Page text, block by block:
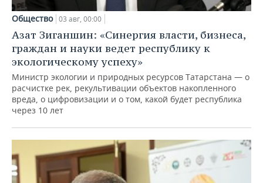
Общество 03 авг, 00:00
Азат Зиганшин: «Синергия власти, бизнеса,
граждан и науки ведет республику к
экологическому успеху»
Министр экологии и природных ресурсов Татарстана — о
расчистке рек, рекультивации объектов накопленного
вреда, о цифровизации и о том, какой будет республика
через 10 лет